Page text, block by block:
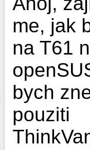
me, jak
na T61
bych
pouziti